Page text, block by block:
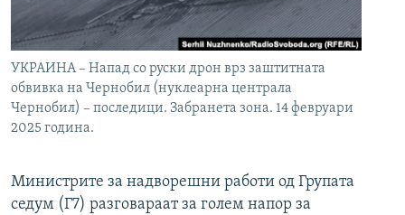
УКРАИНА – Напад со руски дрон врз заштитната
обвивка на Чернобил (нуклеарна централа
Чернобил) – последици. Забранета зона. 14 февруари
2025 година.
Министрите за надворешни работи од Групата
седум (Г7) разговараат за голем напор за